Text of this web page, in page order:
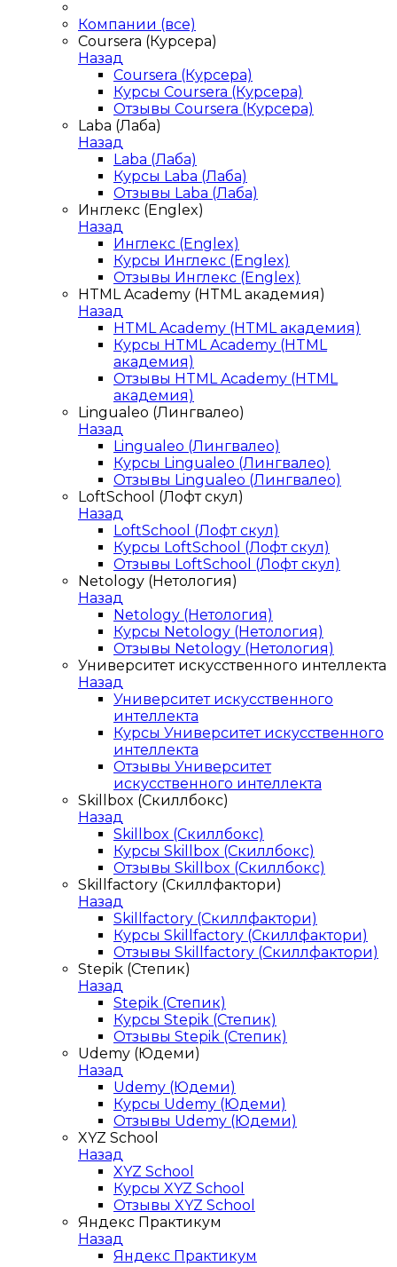
Компании (все)
Coursera (Курсера)
Назад
Coursera (Курсера)
Курсы Coursera (Курсера)
Отзывы Coursera (Курсера)
Laba (Лаба)
Назад
Laba (Лаба)
Курсы Laba (Лаба)
Отзывы Laba (Лаба)
Инглекс (Englex)
Назад
Инглекс (Englex)
Курсы Инглекс (Englex)
Отзывы Инглекс (Englex)
HTML Academy (HTML академия)
Назад
HTML Academy (HTML академия)
Курсы HTML Academy (HTML
академия)
Отзывы HTML Academy (HTML
академия)
Lingualeo (Лингвалео)
Назад
Lingualeo (Лингвалео)
Курсы Lingualeo (Лингвалео)
Отзывы Lingualeo (Лингвалео)
LoftSchool (Лофт скул)
Назад
LoftSchool (Лофт скул)
Курсы LoftSchool (Лофт скул)
Отзывы LoftSchool (Лофт скул)
Netology (Нетология)
Назад
Netology (Нетология)
Курсы Netology (Нетология)
Отзывы Netology (Нетология)
Университет искусственного интеллекта
Назад
Университет искусственного
интеллекта
Курсы Университет искусственного
интеллекта
Отзывы Университет
искусственного интеллекта
Skillbox (Скиллбокс)
Назад
Skillbox (Скиллбокс)
Курсы Skillbox (Скиллбокс)
Отзывы Skillbox (Скиллбокс)
Skillfactory (Скиллфактори)
Назад
Skillfactory (Скиллфактори)
Курсы Skillfactory (Скиллфактори)
Отзывы Skillfactory (Скиллфактори)
Stepik (Степик)
Назад
Stepik (Степик)
Курсы Stepik (Степик)
Отзывы Stepik (Степик)
Udemy (Юдеми)
Назад
Udemy (Юдеми)
Курсы Udemy (Юдеми)
Отзывы Udemy (Юдеми)
XYZ School
Назад
XYZ School
Курсы XYZ School
Отзывы XYZ School
Яндекс Практикум
Назад
Яндекс Практикум